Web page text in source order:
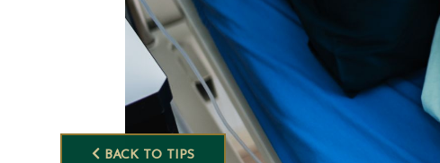
BACK TO TIPS